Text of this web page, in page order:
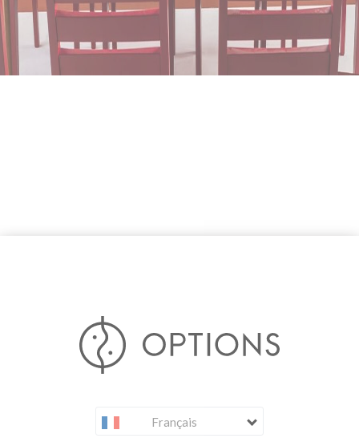
Français